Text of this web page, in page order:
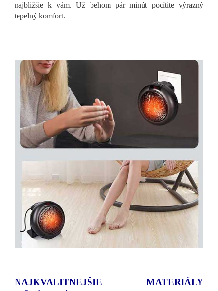
najbližšie k vám. Už behom pár minút pocítite výrazný
tepelný komfort.
NAJKVALITNEJŠIE MATERIÁLY